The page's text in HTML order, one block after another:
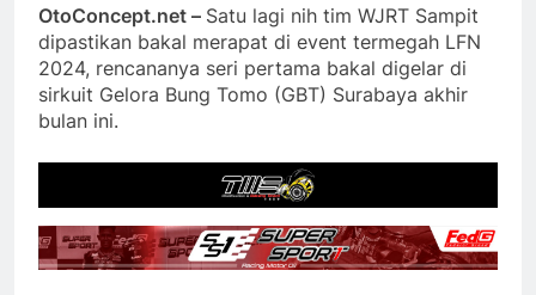
OtoConcept.net – Satu lagi nih tim WJRT Sampit
dipastikan bakal merapat di event termegah LFN
2024, rencananya seri pertama bakal digelar di
sirkuit Gelora Bung Tomo (GBT) Surabaya akhir
bulan ini.